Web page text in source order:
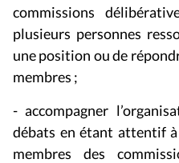
commissions
plusieurs personnes
une position ou de
membres ;
- accompagner
débats en étant attentif à
membres des